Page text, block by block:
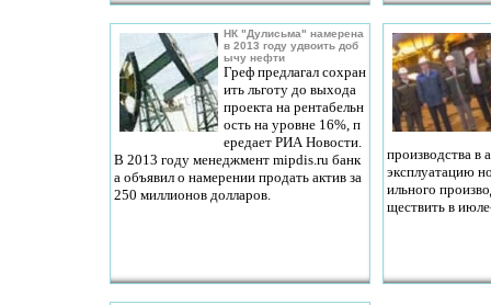
НК "Дулисьма" намерена
в 2013 году удвоить доб
ычу нефти
Греф предлагал сохран
ить льготу до выхода
проекта на рентабельн
ость на уровне 16%, п
ередает РИА Новости.
В 2013 году менеджмент mipdis.ru банк
а объявил о намерении продать актив за
250 миллионов долларов.
производства в
эксплуатацию
ильного
ществить в